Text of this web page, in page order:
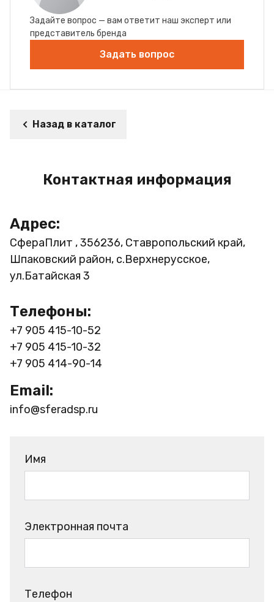
Задайте вопрос — вам ответит наш эксперт или
представитель бренда
Задать вопрос
Назад в каталог
Контактная информация
Адрес:
СфераПлит , 356236, Ставропольский край,
Шпаковский район, с.Верхнерусское,
ул.Батайская 3
Телефоны:
+7 905 415-10-52
+7 905 415-10-32
+7 905 414-90-14
Email:
info@sferadsp.ru
Имя
Электронная почта
Телефон